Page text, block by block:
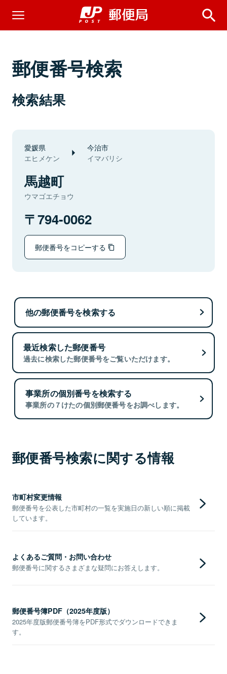
郵便番号検索
検索結果
愛媛県
エヒメケン
今治市
イマバリシ
馬越町
ウマゴエチョウ
794-0062
郵便番号をコピーする
他の郵便番号を検索する
最近検索した郵便番号
過去に検索した郵便番号をご覧いただけます。
事業所の個別番号を検索する
事業所の７けたの個別郵便番号をお調べします。
郵便番号検索に関する情報
市町村変更情報
郵便番号を公表した市町村の一覧を実施日の新しい順に掲載
しています。
よくあるご質問・お問い合わせ
郵便番号に関するさまざまな疑問にお答えします。
郵便番号簿PDF（2025年度版）
2025年度版郵便番号簿をPDF形式でダウンロードできま
す。